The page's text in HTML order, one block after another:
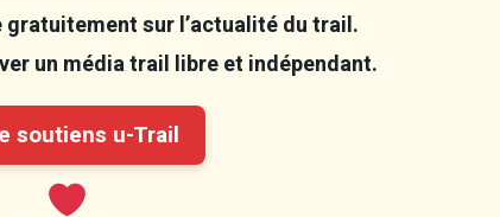
sur l’actualité du trail.
un média trail libre et indépendant.
soutiens u-Trail